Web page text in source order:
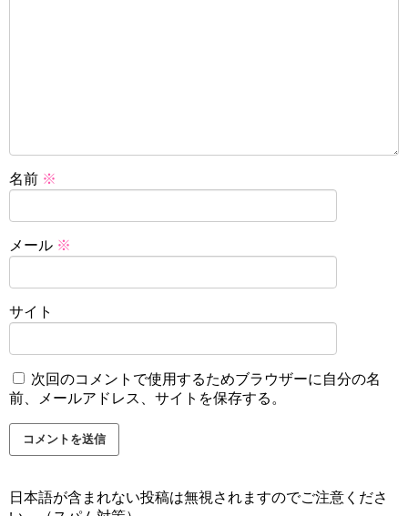
名前 ※
メール ※
サイト
次回のコメントで使用するためブラウザーに自分の名
前、メールアドレス、サイトを保存する。
日本語が含まれない投稿は無視されますのでご注意くださ